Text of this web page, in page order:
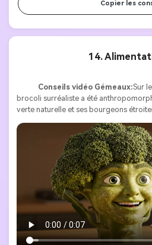
Copier les
14.
Conseils vidéo Gémeaux:Sur
brocoli surréaliste a été
verte naturelle et ses bourgeons
tige du brocoli. Le visage est
subtiles fossettes et un éclat végétal
regardaient devant lui. La scène
visage de Broccoli dont la vapeur
coin inférieur droit, une main humaine
une cuillère en bois avec un petit
anthropomorphe lui jette un regard
vers l’avant, ouvre la bouche, prend
mouvement réaliste et expressif. Son
satisfaction à une agréable surprise,